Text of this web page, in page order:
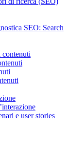
SEO: Search
contenuti
e user stories